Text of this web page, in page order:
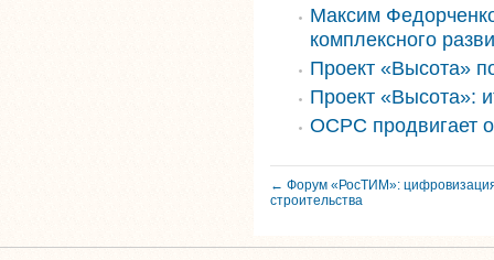
Максим
комплексного
Проект «Высота»
Проект «Высота»:
ОСРС продвигает
← Форум «РосТИМ»:
строительства